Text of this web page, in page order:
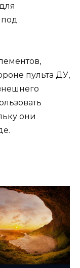
пульта ДУ,
они